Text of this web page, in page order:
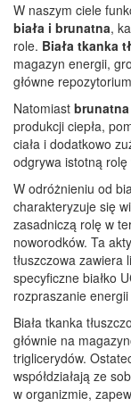
W naszym ciele
biała i brunatna,
role. Biała tkanka
magazyn energii,
główne
Natomiast
produkcji ciepła,
ciała i dodatkowo
odgrywa istotną
W odróżnieniu od
charakteryzuje się
zasadniczą rolę w
noworodków. Ta
tłuszczowa zawiera
specyficzne białko
rozpraszanie
Biała tkanka
głównie na
triglicerydów.
współdziałają ze
w organizmie,